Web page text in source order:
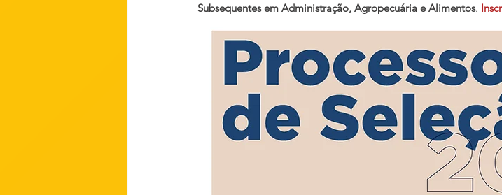
Subsequentes em Administração, Agropecuária e Alimentos.